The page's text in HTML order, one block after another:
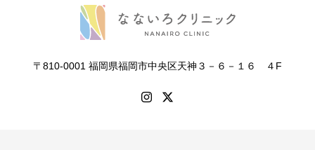
〒810-0001 福岡県福岡市中央区天神３－６－１６ ４F